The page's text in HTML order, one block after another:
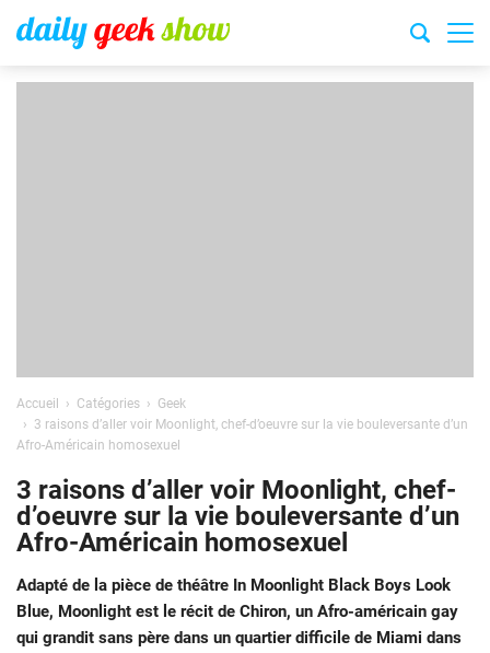
Accueil Catégories
Geek
3 raisons d’aller voir Moonlight, chef-d’oeuvre sur la vie bouleversante d’un
Afro-Américain homosexuel
3 raisons d’aller voir Moonlight, chef-
d’oeuvre sur la vie bouleversante d’un
Afro-Américain homosexuel
Adapté de la pièce de théâtre In Moonlight Black Boys Look
Blue, Moonlight est le récit de Chiron, un Afro-américain gay
qui grandit sans père dans un quartier difficile de Miami dans